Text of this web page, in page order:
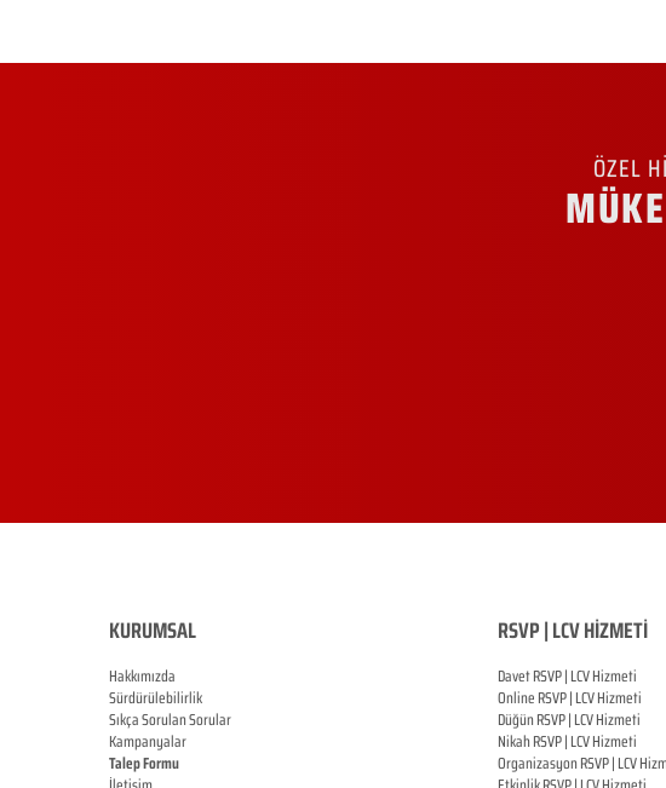
ÖZEL
KURUMSAL
Hakkımızda
Sürdürülebilirlik
Sıkça Sorulan Sorular
Kampanyalar
Talep Formu
RSVP | LCV HİZMETİ
Davet RSVP | LCV Hizmeti
OnlineRSVP |LCV Hizmeti
DüğünRSVP |LCV Hizmeti
NikahRSVP |LCV Hizmeti
OrganizasyonRSVP |LCV